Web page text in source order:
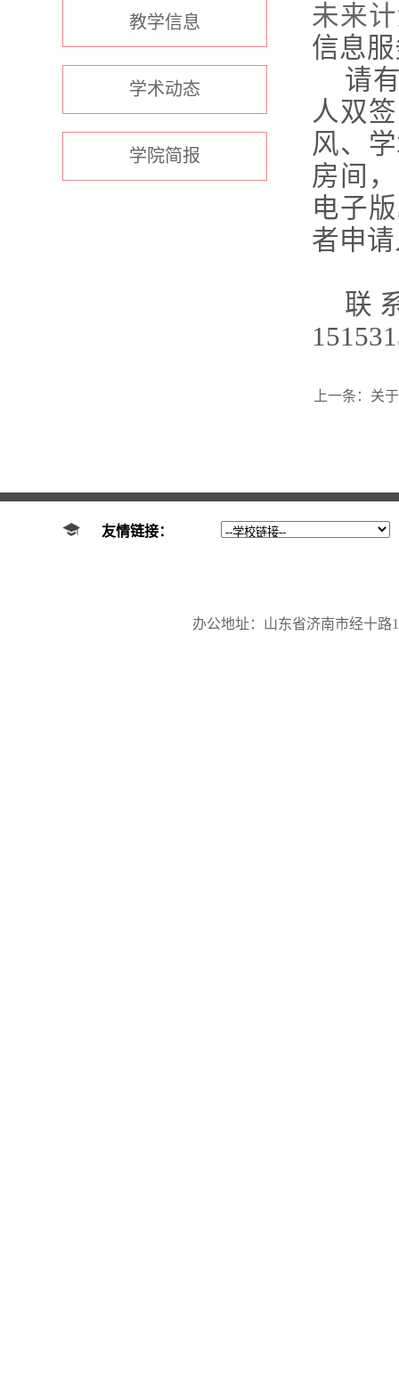
教学信息
学术动态
学院简报
未来
信息
请
人双
风、
房间
电子
者申
联
上一条： 关
友情链接：
办公地址：山东省济南市经十路